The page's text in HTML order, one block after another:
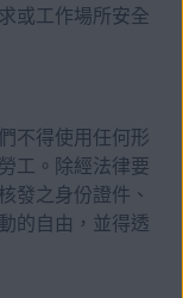
或工作場所安全
不得使用任何形
工。除經法律要
發之身份證件、
的自由，並得透